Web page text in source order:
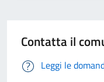
Contatta il
Leggi le